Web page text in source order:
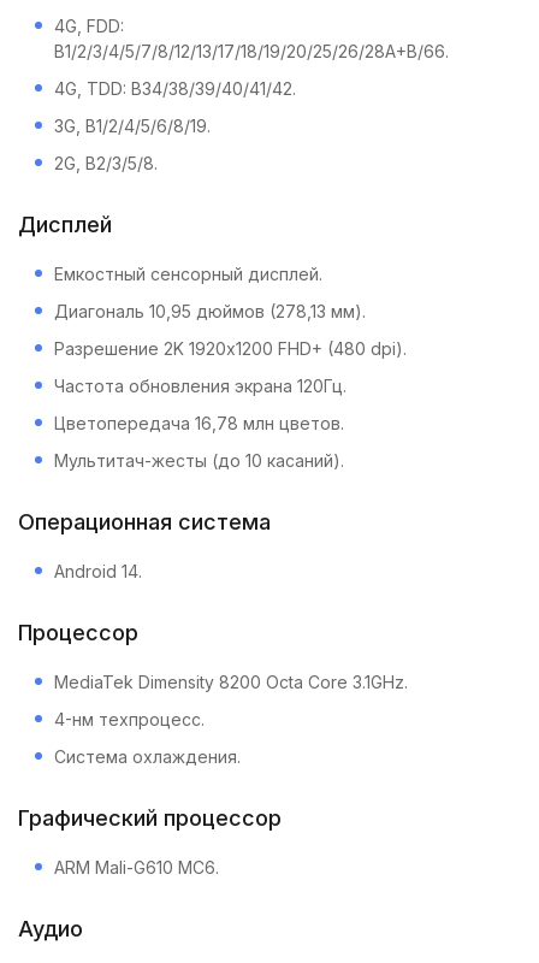
4G, FDD:
B1/2/3/4/5/7/8/12/13/17/18/19/20/25/26/28A+B/66.
4G, TDD: B34/38/39/40/41/42.
3G, B1/2/4/5/6/8/19.
2G, B2/3/5/8.
Дисплей
Емкостный сенсорный дисплей.
Диагональ 10,95 дюймов (278,13 мм).
Разрешение 2K 1920х1200 FHD+ (480 dpi).
Частота обновления экрана 120Гц.
Цветопередача 16,78 млн цветов.
Мультитач-жесты (до 10 касаний).
Операционная система
Android 14.
Процессор
MediaTek Dimensity 8200 Octa Core 3.1GHz.
4-нм техпроцесс.
Система охлаждения.
Графический процессор
ARM Mali-G610 MC6.
Аудио